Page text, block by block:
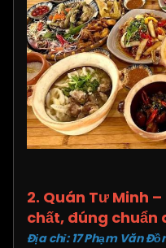
2. Quán Tư Minh
chất, đúng chuẩn
Địa chỉ: 17 Phạm Văn